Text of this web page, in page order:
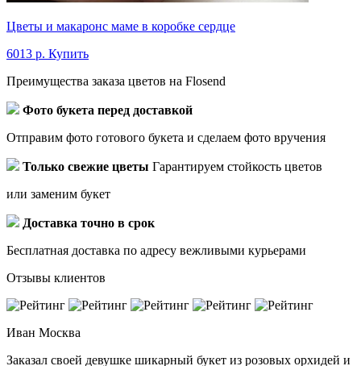
Цветы и макаронс маме в коробке сердце
6013 р. Купить
Преимущества заказа цветов на Flosend
Фото букета перед доставкой
Отправим фото готового букета и сделаем фото вручения
Только свежие цветы Гарантируем стойкость цветов
или заменим букет
Доставка точно в срок
Бесплатная доставка по адресу вежливыми курьерами
Отзывы клиентов
Иван Москва
Заказал своей девушке шикарный букет из розовых орхидей и